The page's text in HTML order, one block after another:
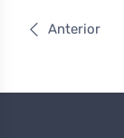
Anterior